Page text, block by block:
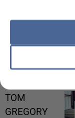
TOM
GREGORY